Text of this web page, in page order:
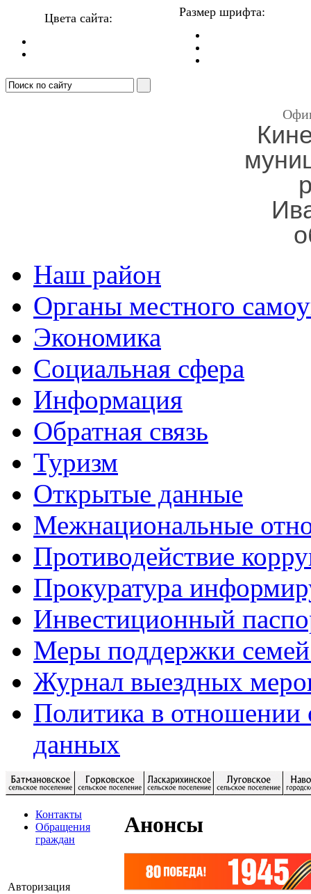
Цвета сайта: Размер шрифта:
Наш район
Органы местного
Экономика
Социальная сфера
Информация
Обратная связь
Туризм
Открытые данные
Межнациональные
Противодействие
Прокуратура
Инвестиционный
Меры поддержки
Журнал выездных
Политика в отношении
данных
Контакты
Обращения
граждан
Авторизация
Анонсы